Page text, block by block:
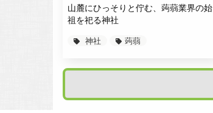
山麓にひっそりと佇む、蒟蒻業界の始
祖を祀る神社
神社 蒟蒻